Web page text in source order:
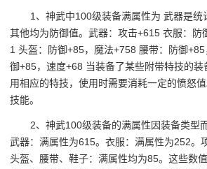
1、神武中100级装备满属性为 武器是统
其他均为防御值。武器：攻击+615 衣服：防
1 头盔：防御+85，魔法+758 腰带：防御
御+85，速度+68 当装备了某些附带特技的
用相应的特技，使用时需要消耗一定的愤怒
技能。
2、神武100级装备的满属性因装备类型
武器：满属性为615。衣服：满属性为252。
头盔、腰带、鞋子：满属性均为85。这些数